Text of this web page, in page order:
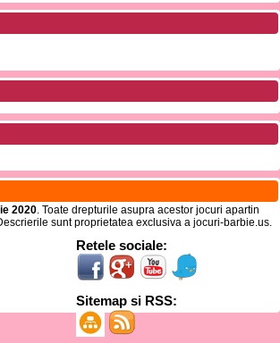
2020. Toate drepturile asupra acestor jocuri apartin
sunt proprietatea exclusiva a jocuri-barbie.us.
Retele sociale:
Sitemap si RSS: